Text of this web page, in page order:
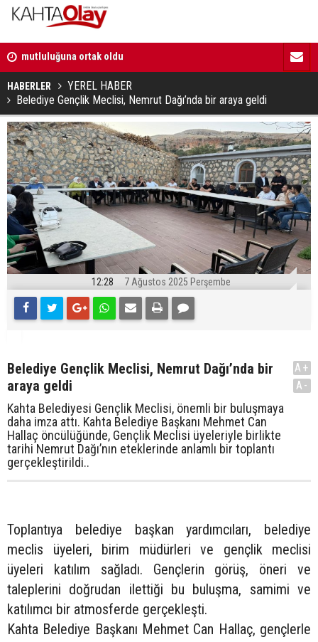
18:29 | Başkan Hallaç, “Çocuklarımız bizim en kıymetli
emanetlerimizdir”
16:52 |
HABERLER
YEREL HABER
Belediye Gençlik Meclisi, Nemrut Dağı’nda bir araya geldi
12:28 7 Ağustos 2025 Perşembe
Belediye Gençlik Meclisi, Nemrut Dağı’nda bir
araya geldi
Kahta Belediyesi Gençlik Meclisi, önemli bir buluşmaya
daha imza attı. Kahta Belediye Başkanı Mehmet Can
Hallaç öncülüğünde, Gençlik Meclisi üyeleriyle birlikte
tarihi Nemrut Dağı’nın eteklerinde anlamlı bir toplantı
gerçekleştirildi..
A+
A-
Toplantıya belediye başkan yardımcıları, belediye
meclis üyeleri, birim müdürleri ve gençlik meclisi
üyeleri katılım sağladı. Gençlerin görüş, öneri ve
taleplerini doğrudan ilettiği bu buluşma, samimi ve
katılımcı bir atmosferde gerçekleşti.
Kahta Belediye Başkanı Mehmet Can Hallaç, gençlerle